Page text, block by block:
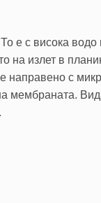
е с висока водо
на излет в
направено с
мембраната.